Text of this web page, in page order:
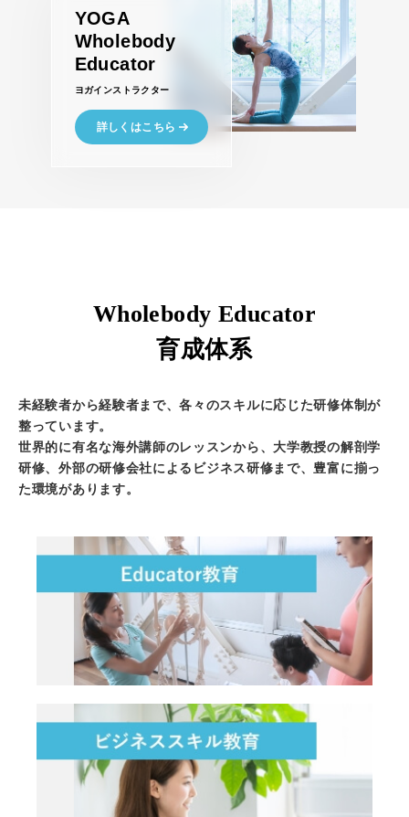
YOGA
Wholebody
Educator
ヨガインストラクター
詳しくはこちら
Wholebody Educator
育成体系
未経験者から経験者まで、各々のスキルに応じた研修体制が
整っています。
世界的に有名な海外講師のレッスンから、大学教授の解剖学
研修、外部の研修会社によるビジネス研修まで、豊富に揃っ
た環境があります。